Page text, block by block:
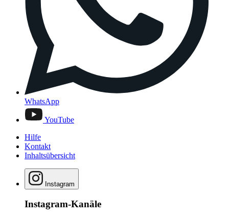
WhatsApp
YouTube
Hilfe
Kontakt
Inhaltsübersicht
Instagram
Instagram-Kanäle